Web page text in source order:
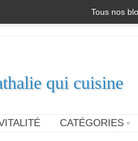
Tous nos
qui cuisine
CATÉGORIES